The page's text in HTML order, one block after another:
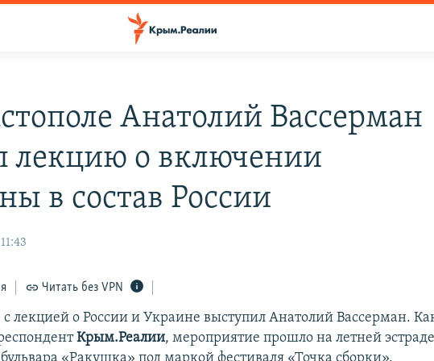
Анатолий Вассерман
лекцию о включении
в состав России
Читать без VPN
с лекцией о России и Украине выступил Анатолий Вассерман.
Крым.Реалии, мероприятие прошло на летней эстраде